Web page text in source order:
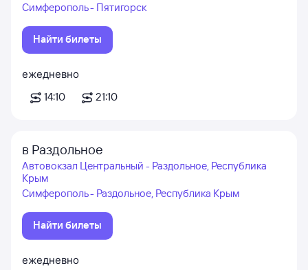
Симферополь - Пятигорск
Найти билеты
ежедневно
14:10
21:10
в Раздольное
Автовокзал Центральный - Раздольное, Республика
Крым
Симферополь - Раздольное, Республика Крым
Найти билеты
ежедневно